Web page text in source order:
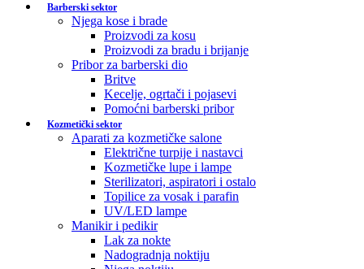
Barberski sektor
Njega kose i brade
Proizvodi za kosu
Proizvodi za bradu i brijanje
Pribor za barberski dio
Britve
Kecelje, ogrtači i pojasevi
Pomoćni barberski pribor
Kozmetički sektor
Aparati za kozmetičke salone
Električne turpije i nastavci
Kozmetičke lupe i lampe
Sterilizatori, aspiratori i ostalo
Topilice za vosak i parafin
UV/LED lampe
Manikir i pedikir
Lak za nokte
Nadogradnja noktiju